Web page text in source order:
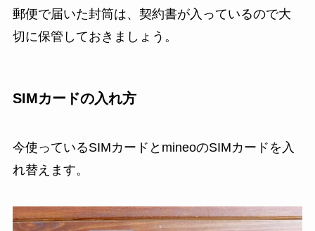
郵便で届いた封筒は、契約書が入っているので大
切に保管しておきましょう。
SIMカードの入れ方
今使っているSIMカードとmineoのSIMカードを入
れ替えます。